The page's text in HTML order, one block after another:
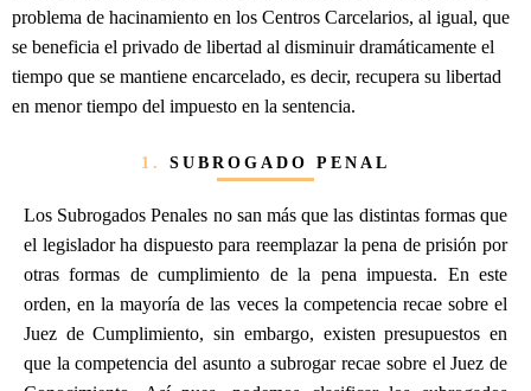
problema de hacinamiento en los Centros Carcelarios, al igual, que
se beneficia el privado de libertad al disminuir dramáticamente el
tiempo que se mantiene encarcelado, es decir, recupera su libertad
en menor tiempo del impuesto en la sentencia.
1. SUBROGADO PENAL
Los Subrogados Penales no san más que las distintas formas que
el legislador ha dispuesto para reemplazar la pena de prisión por
otras formas de cumplimiento de la pena impuesta. En este
orden, en la mayoría de las veces la competencia recae sobre el
Juez de Cumplimiento, sin embargo, existen presupuestos en
que la competencia del asunto a subrogar recae sobre el Juez de